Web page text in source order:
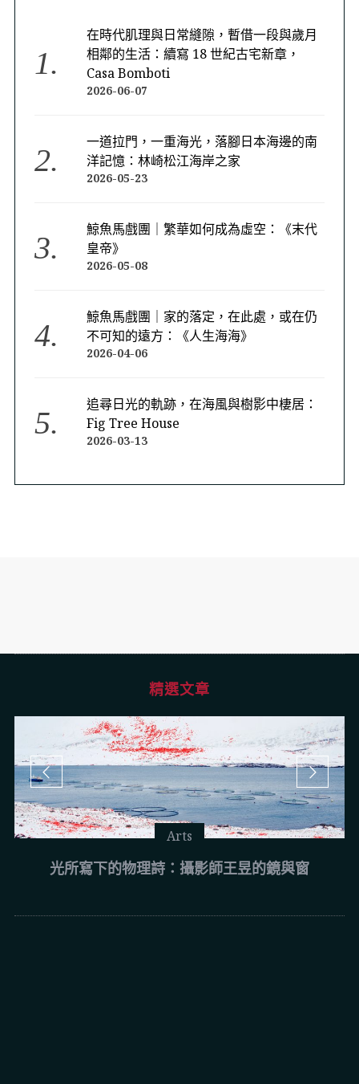
在時代肌理與日常縫隙，暫借一段與歲月
相鄰的生活：續寫 18 世紀古宅新章，
Casa Bomboti
2026-06-07
一道拉門，一重海光，落腳日本海邊的南
洋記憶：林崎松江海岸之家
2026-05-23
鯨魚馬戲團｜繁華如何成為虛空：《末代
皇帝》
2026-05-08
鯨魚馬戲團｜家的落定，在此處，或在仍
不可知的遠方：《人生海海》
2026-04-06
追尋日光的軌跡，在海風與樹影中棲居：
Fig Tree House
2026-03-13
精選文章
Arts
光所寫下的物理詩：攝影師王昱的鏡與窗